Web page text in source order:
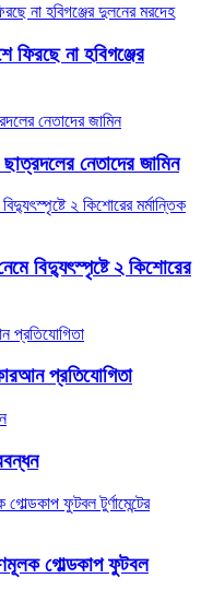
না হবিগঞ্জের
নেতাদের জামিন
বিদ্যুৎস্পৃষ্টে ২ কিশোরের
প্রতিযোগিতা
গোল্ডকাপ ফুটবল